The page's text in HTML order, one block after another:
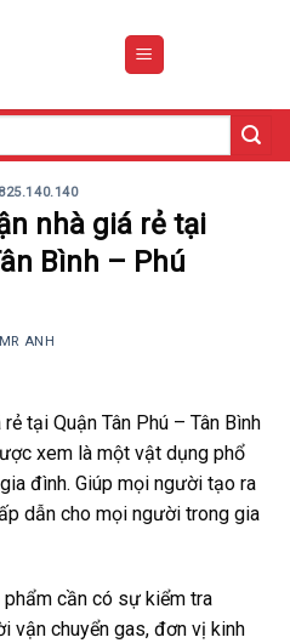
nhà giá rẻ tại
Bình – Phú
MR ANH
tại Quận Tân Phú – Tân Bình
xem là một vật dụng phổ
đình. Giúp mọi người tạo ra
dẫn cho mọi người trong gia
cần có sự kiểm tra
vận chuyển gas, đơn vị kinh